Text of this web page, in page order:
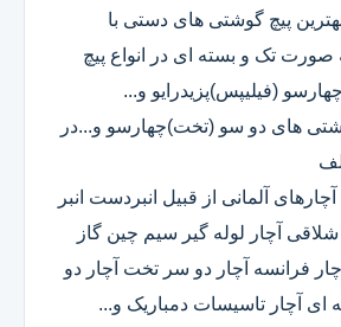
پیچ گوشتی های دستی با
صورت تک و بسته ای در انواع پیچ
(فیلیپس)پزیدرایو و...
های دو سو (تخت)چهارسو و...در
آلمانی از قبیل انبردست انبر
آچار لوله گیر سیم چین گاز
آچار فرانسه آچار دو سر تخت آچار دو
ای آچار تاسیسات دمباریک و...